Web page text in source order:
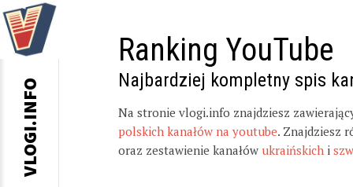
Ranking YouTube
Najbardziej kompletny spis
Na stronie vlogi.info znajdziesz
polskich kanałów na youtube. Znajdziesz
oraz zestawienie kanałów ukraińskich i
VLOGI.INFO